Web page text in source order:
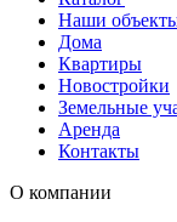
Наши
Дома
Квартиры
Новостройки
Земельные
Аренда
Контакты
О компании